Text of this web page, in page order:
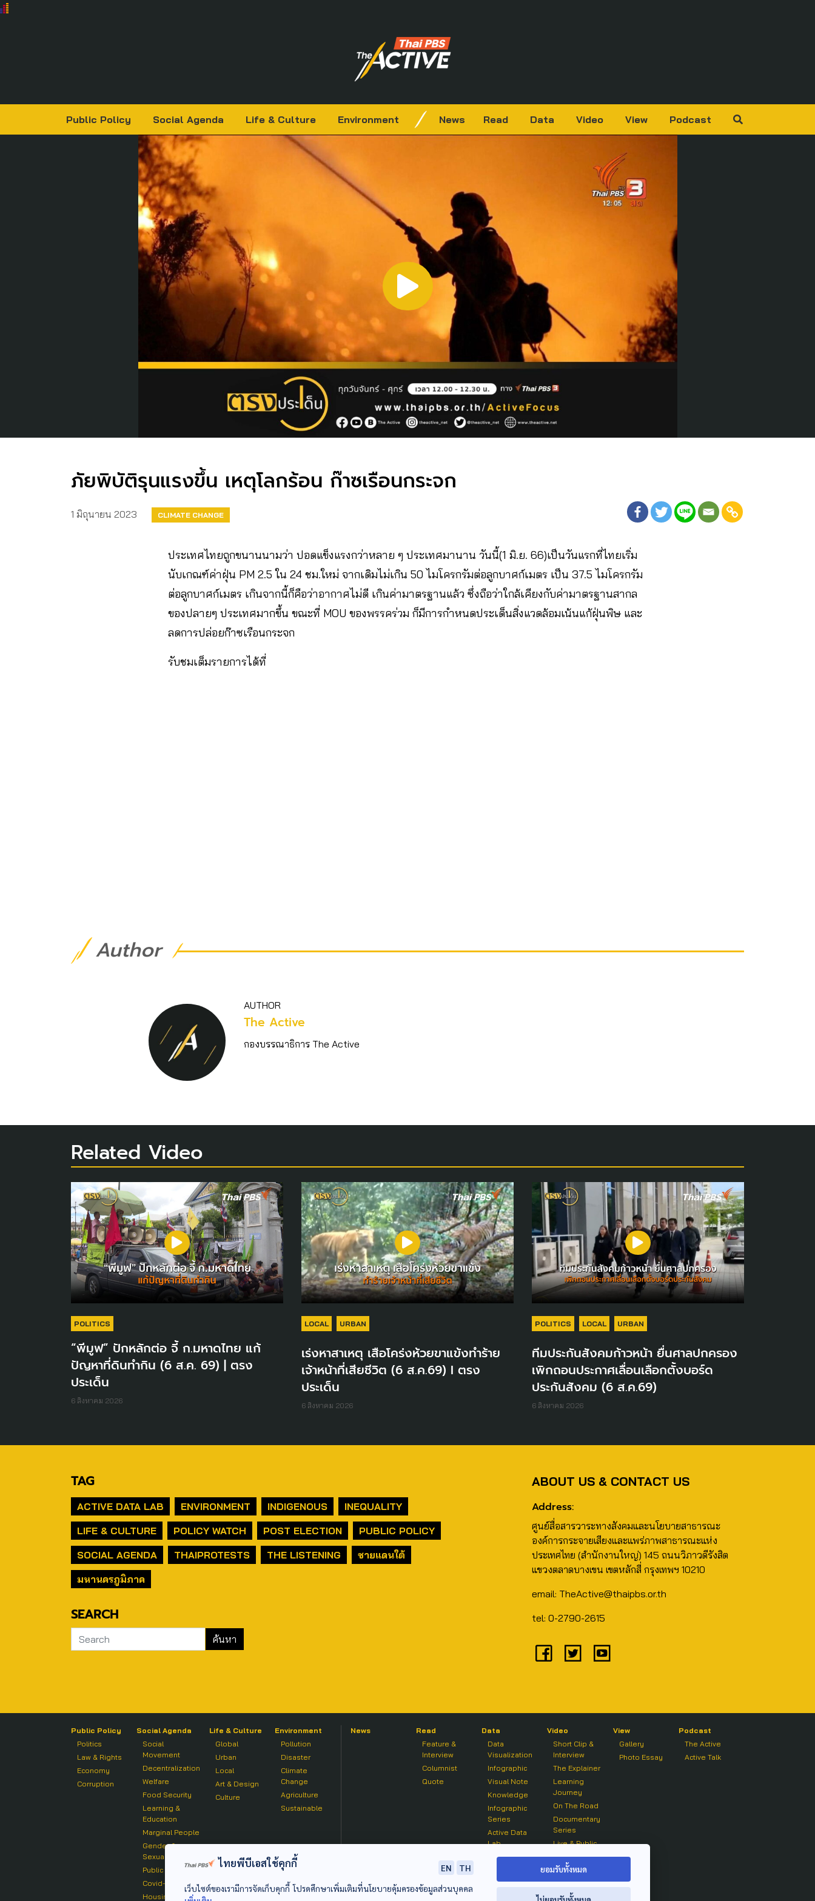
Public Policy Social Agenda Life & Culture Environment News Read Data Video View Podcast
ภัยพิบัติรุนแรงขึ้น เหตุโลกร้อน ก๊าซเรือนกระจก
1 มิถุนายน 2023 CLIMATE CHANGE
ประเทศไทยถูกขนานนามว่า ปอดแข็งแรงกว่าหลาย ๆ ประเทศมานาน วันนี้(1 มิ.ย. 66)เป็นวันแรกที่ไทยเริ่ม
นับเกณฑ์ค่าฝุ่น PM 2.5 ใน 24 ชม.ใหม่ จากเดิมไม่เกิน 50 ไมโครกรัมต่อลูกบาศก์เมตร เป็น 37.5 ไมโครกรัม
ต่อลูกบาศก์เมตร เกินจากนี้ก็คือว่าอากาศไม่ดี เกินค่ามาตรฐานแล้ว ซึ่งถือว่าใกล้เคียงกับค่ามาตรฐานสากล
ของปลายๆ ประเทศมากขึ้น ขณะที่ MOU ของพรรคร่วม ก็มีการกำหนดประเด็นสิ่งแวดล้อมเน้นแก้ฝุ่นพิษ และ
ลดการปล่อยก๊าซเรือนกระจก
รับชมเต็มรายการได้ที่
Author
AUTHOR
The Active
กองบรรณาธิการ The Active
Related Video
POLITICS
“พีมูฟ” ปักหลักต่อ จี้ ก.มหาดไทย แก้
ปัญหาที่ดินทำกิน (6 ส.ค. 69) | ตรง
ประเด็น
6 สิงหาคม 2026
LOCAL URBAN
เร่งหาสาเหตุ เสือโคร่งห้วยขาแข้งทำร้าย
เจ้าหน้าที่เสียชีวิต (6 ส.ค.69) I ตรง
ประเด็น
6 สิงหาคม 2026
POLITICS LOCAL URBAN
ทีมประกันสังคมก้าวหน้า ยื่นศาลปกครอง
เพิกถอนประกาศเลื่อนเลือกตั้งบอร์ด
ประกันสังคม (6 ส.ค.69)
6 สิงหาคม 2026
TAG
ACTIVE DATA LAB ENVIRONMENT INDIGENOUS
INEQUALITY
LIFE & CULTURE
POLICY WATCH POST ELECTION
PUBLIC POLICY
SOCIAL AGENDA
THAIPROTESTS THE LISTENING
ชายแดนใต้
มหานครภูมิภาค
SEARCH
ABOUT US & CONTACT US
Address:
ศูนย์สื่อสารวาระทางสังคมและนโยบายสาธารณะ
องค์การกระจายเสียงและแพร่ภาพสาธารณะแห่ง
ประเทศไทย (สำนักงานใหญ่) 145 ถนนวิภาวดีรังสิต
แขวงตลาดบางเขน เขตหลักสี่ กรุงเทพฯ 10210
email: TheActive@thaipbs.or.th
tel: 0-2790-2615
Public Policy
Politics
Law & Rights
Economy
Corruption
Social Agenda
Social
Movement
Decentralization
Welfare
Food Security
Learning &
Education
Marginal People
Gender &
Sexuality
Public Health
Covid-19
Housing
Life & Culture
Global
Urban
Local
Art & Design
Culture
Environment
Pollution
Disaster
Climate
Change
Agriculture
Sustainable
News
Read
Feature &
Interview
Columnist
Quote
Data
Data
Visualization
Infographic
Visual Note
Knowledge
Infographic
Series
Active Data
Lab
Video
Short Clip &
Interview
The Explainer
Learning
Journey
On The Road
Documentary
Series
Live & Public
On air Clip
View
Gallery
Photo Essay
Podcast
The Active
Active Talk
ไทยพีบีเอสใช้คุกกี้ EN
TH
เว็บไซต์ของเรามีการจัดเก็บคุกกี้ โปรดศึกษาเพิ่มเติมที่นโยบายคุ้มครองข้อมูลส่วนบุคคล
ยอมรับทั้งหมด